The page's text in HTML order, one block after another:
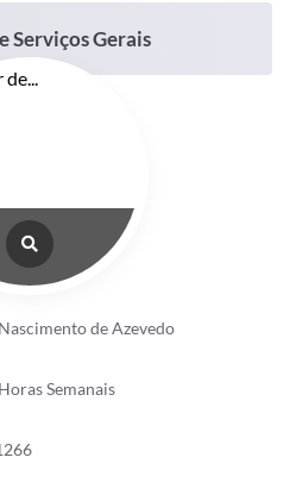
Serviços Gerais
de Azevedo
Semanais